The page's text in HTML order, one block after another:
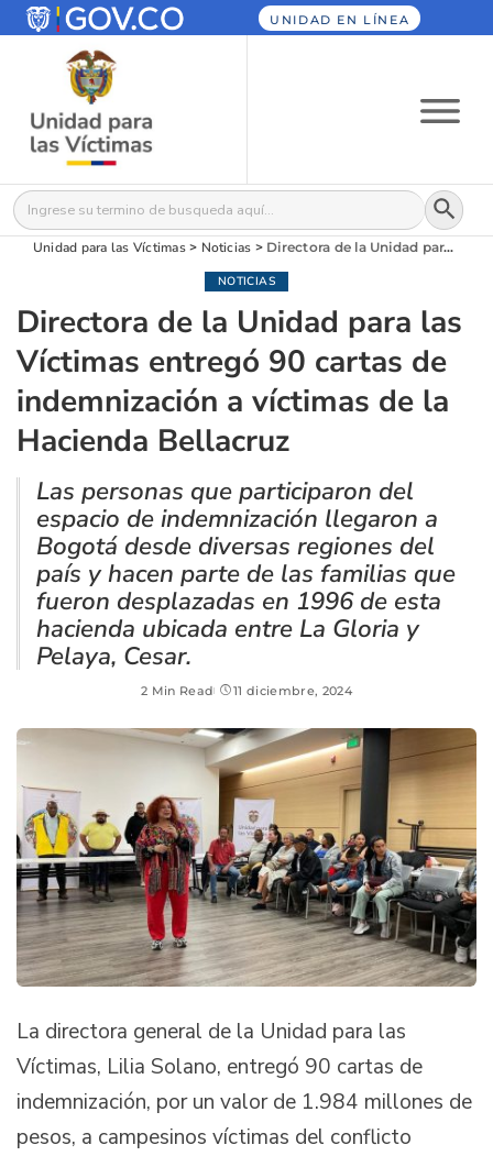
UNIDAD EN LÍNEA
Buscar: Botón
Unidad para las Víctimas> Noticias > Directora de la Unidad para las Víctimas entregó 90 cartas de indemnización a víctimas de la Hacienda Bellacruz
NOTICIAS
Directora de la Unidad para las
Víctimas entregó 90 cartas de
indemnización a víctimas de la
Hacienda Bellacruz
Las personas que participaron del
espacio de indemnización llegaron a
Bogotá desde diversas regiones del
país y hacen parte de las familias que
fueron desplazadas en 1996 de esta
hacienda ubicada entre La Gloria y
Pelaya, Cesar.
2 Min Read 11 diciembre, 2024
La directora general de la Unidad para las
Víctimas, Lilia Solano, entregó 90 cartas de
indemnización, por un valor de 1.984 millones de
pesos, a campesinos víctimas del conflicto